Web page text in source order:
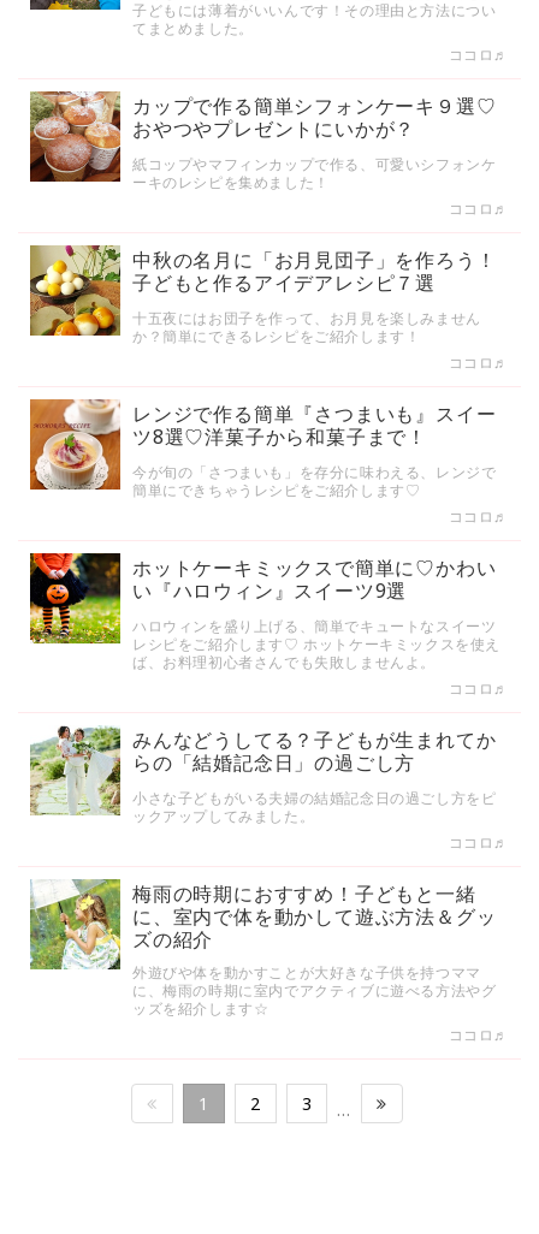
子どもには薄着がいいんです！その理由と方法につい
てまとめました。
ココロ♬
カップで作る簡単シフォンケーキ９選♡
おやつやプレゼントにいかが？
紙コップやマフィンカップで作る、可愛いシフォンケ
ーキのレシピを集めました！
ココロ♬
中秋の名月に「お月見団子」を作ろう！
子どもと作るアイデアレシピ７選
十五夜にはお団子を作って、お月見を楽しみません
か？簡単にできるレシピをご紹介します！
ココロ♬
レンジで作る簡単『さつまいも』スイー
ツ8選♡洋菓子から和菓子まで！
今が旬の「さつまいも」を存分に味わえる、レンジで
簡単にできちゃうレシピをご紹介します♡
ココロ♬
ホットケーキミックスで簡単に♡かわい
い『ハロウィン』スイーツ9選
ハロウィンを盛り上げる、簡単でキュートなスイーツ
レシピをご紹介します♡ ホットケーキミックスを使え
ば、お料理初心者さんでも失敗しませんよ。
ココロ♬
みんなどうしてる？子どもが生まれてか
らの「結婚記念日」の過ごし方
小さな子どもがいる夫婦の結婚記念日の過ごし方をピ
ックアップしてみました。
ココロ♬
梅雨の時期におすすめ！子どもと一緒
に、室内で体を動かして遊ぶ方法＆グッ
ズの紹介
外遊びや体を動かすことが大好きな子供を持つママ
に、梅雨の時期に室内でアクティブに遊べる方法やグ
ッズを紹介します☆
ココロ♬
1 2 3 …